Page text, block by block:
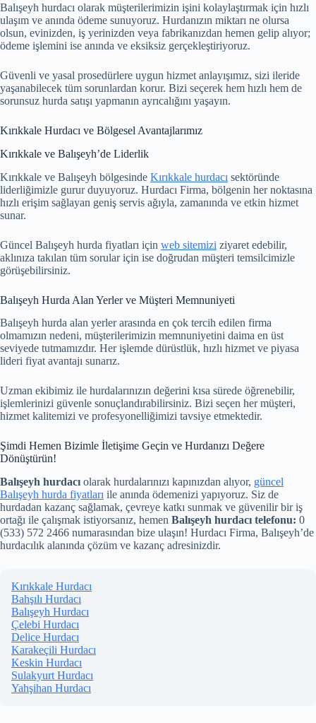
Balışeyh hurdacı olarak müşterilerimizin işini kolaylaştırmak için hızlı
ulaşım ve anında ödeme sunuyoruz. Hurdanızın miktarı ne olursa
olsun, evinizden, iş yerinizden veya fabrikanızdan hemen gelip alıyor;
ödeme işlemini ise anında ve eksiksiz gerçekleştiriyoruz.
Güvenli ve yasal prosedürlere uygun hizmet anlayışımız, sizi ileride
yaşanabilecek tüm sorunlardan korur. Bizi seçerek hem hızlı hem de
sorunsuz hurda satışı yapmanın ayrıcalığını yaşayın.
Kırıkkale Hurdacı ve Bölgesel Avantajlarımız
Kırıkkale ve Balışeyh’de Liderlik
Kırıkkale ve Balışeyh bölgesinde Kırıkkale hurdacı sektöründe
liderliğimizle gurur duyuyoruz. Hurdacı Firma, bölgenin her noktasına
hızlı erişim sağlayan geniş servis ağıyla, zamanında ve etkin hizmet
sunar.
Güncel Balışeyh hurda fiyatları için web sitemizi ziyaret edebilir,
aklınıza takılan tüm sorular için ise doğrudan müşteri temsilcimizle
görüşebilirsiniz.
Balışeyh Hurda Alan Yerler ve Müşteri Memnuniyeti
Balışeyh hurda alan yerler arasında en çok tercih edilen firma
olmamızın nedeni, müşterilerimizin memnuniyetini daima en üst
seviyede tutmamızdır. Her işlemde dürüstlük, hızlı hizmet ve piyasa
lideri fiyat avantajı sunarız.
Uzman ekibimiz ile hurdalarınızın değerini kısa sürede öğrenebilir,
işlemlerinizi güvenle sonuçlandırabilirsiniz. Bizi seçen her müşteri,
hizmet kalitemizi ve profesyonelliğimizi tavsiye etmektedir.
Şimdi Hemen Bizimle İletişime Geçin ve Hurdanızı Değere
Dönüştürün!
Balışeyh hurdacı olarak hurdalarınızı kapınızdan alıyor, güncel
Balışeyh hurda fiyatları ile anında ödemenizi yapıyoruz. Siz de
hurdadan kazanç sağlamak, çevreye katkı sunmak ve güvenilir bir iş
ortağı ile çalışmak istiyorsanız, hemen Balışeyh hurdacı telefonu: 0
(533) 572 2466 numarasından bize ulaşın! Hurdacı Firma, Balışeyh’de
hurdacılık alanında çözüm ve kazanç adresinizdir.
Kırıkkale Hurdacı
Bahşılı Hurdacı
Balışeyh Hurdacı
Çelebi Hurdacı
Delice Hurdacı
Karakeçili Hurdacı
Keskin Hurdacı
Sulakyurt Hurdacı
Yahşihan Hurdacı